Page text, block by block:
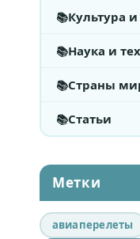
Культура
Наука и
Страны
Статьи
Метки
авиаперелеты